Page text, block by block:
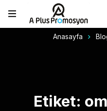
Anasayfa
Etiket: